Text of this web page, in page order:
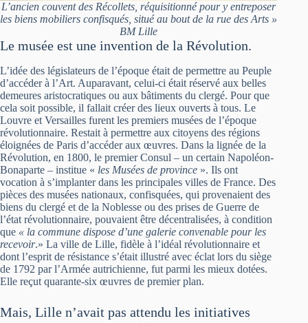
L’ancien couvent des Récollets, réquisitionné pour y entreposer
les biens mobiliers confisqués, situé au bout de la rue des Arts »
BM Lille
Le musée est une invention de la Révolution.
L’idée des législateurs de l’époque était de permettre au Peuple
d’accéder à l’Art. Auparavant, celui-ci était réservé aux belles
demeures aristocratiques ou aux bâtiments du clergé. Pour que
cela soit possible, il fallait créer des lieux ouverts à tous. Le
Louvre et Versailles furent les premiers musées de l’époque
révolutionnaire. Restait à permettre aux citoyens des régions
éloignées de Paris d’accéder aux œuvres. Dans la lignée de la
Révolution, en 1800, le premier Consul – un certain Napoléon-
Bonaparte – institue « les Musées de province ». Ils ont
vocation à s’implanter dans les principales villes de France. Des
pièces des musées nationaux, confisquées, qui provenaient des
biens du clergé et de la Noblesse ou des prises de Guerre de
l’état révolutionnaire, pouvaient être décentralisées, à condition
que « la commune dispose d’une galerie convenable pour les
recevoir.» La ville de Lille, fidèle à l’idéal révolutionnaire et
dont l’esprit de résistance s’était illustré avec éclat lors du siège
de 1792 par l’Armée autrichienne, fut parmi les mieux dotées.
Elle reçut quarante-six œuvres de premier plan.
Mais, Lille n’avait pas attendu les initiatives